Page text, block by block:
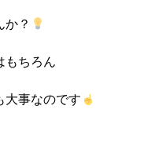
か？
もちろん
大事なのです